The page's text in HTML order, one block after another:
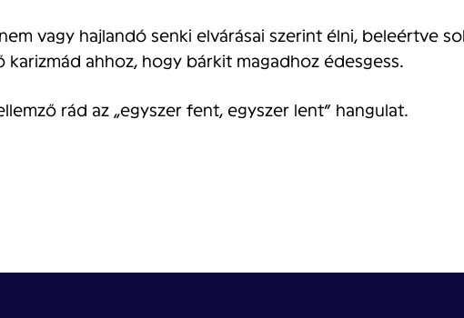
vagy hajlandó senki elvárásai szerint élni, beleértve
ahhoz, hogy bárkit magadhoz édesgess.
rád az „egyszer fent, egyszer lent” hangulat.